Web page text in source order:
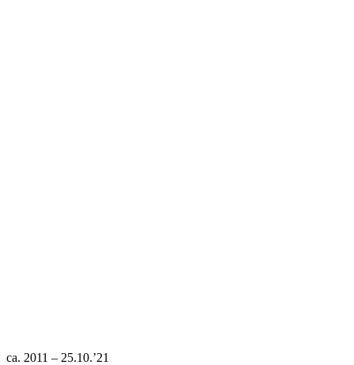
ca. 2011 – 25.10.’21